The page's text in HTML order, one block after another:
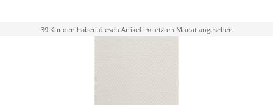
39 Kunden haben diesen Artikel im letzten Monat angesehen